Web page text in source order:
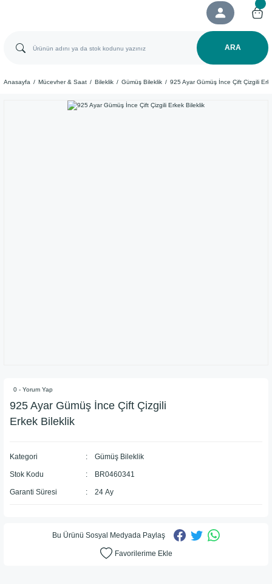
ARA
Anasayfa Mücevher & Saat Bileklik Gümüş Bileklik 925 Ayar Gümüş İnce Çift Çizgili
0 - Yorum Yap
925 Ayar Gümüş İnce Çift Çizgili
Erkek Bileklik
Kategori Gümüş Bileklik
Stok Kodu BR0460341
Garanti Süresi 24 Ay
Bu Ürünü Sosyal Medyada Paylaş